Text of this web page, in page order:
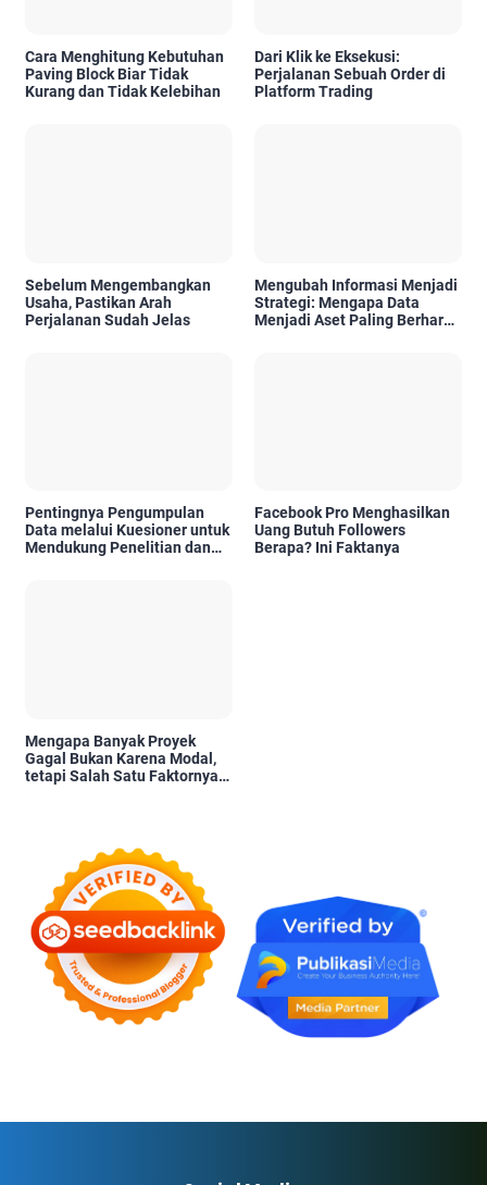
Cara Menghitung Kebutuhan
Paving Block Biar Tidak
Kurang dan Tidak Kelebihan
Dari Klik ke Eksekusi:
Perjalanan Sebuah Order di
Platform Trading
Sebelum Mengembangkan
Usaha, Pastikan Arah
Perjalanan Sudah Jelas
Mengubah Informasi Menjadi
Strategi: Mengapa Data
Menjadi Aset Paling Berharga
Pentingnya Pengumpulan
Data melalui Kuesioner untuk
Mendukung Penelitian dan
Facebook Pro Menghasilkan
Uang Butuh Followers
Berapa? Ini Faktanya
Mengapa Banyak Proyek
Gagal Bukan Karena Modal,
tetapi Salah Satu Faktornya